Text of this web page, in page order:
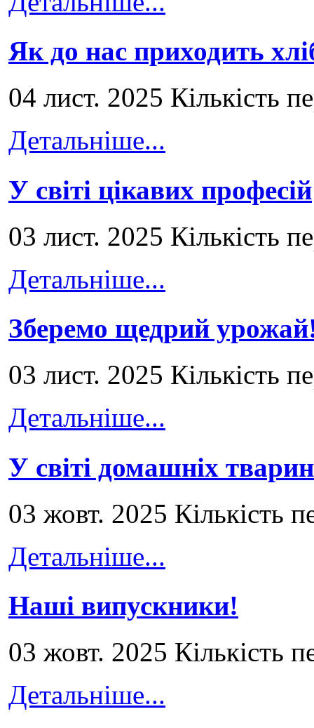
Як до нас приходить
04 лист. 2025 Кількість
Детальніше...
У світі цікавих професій
03 лист. 2025 Кількість
Детальніше...
Зберемо щедрий
03 лист. 2025 Кількість
Детальніше...
У світі домашніх тварин
03 жовт. 2025 Кількість
Детальніше...
Наші випускники!
03 жовт. 2025 Кількість
Детальніше...